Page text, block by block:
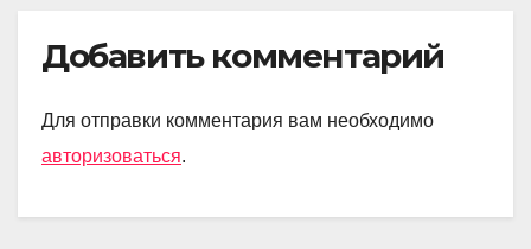
Добавить комментарий
Для отправки комментария вам необходимо
авторизоваться.